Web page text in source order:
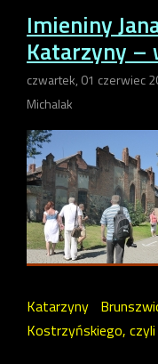
Imieniny
Katarzyny –
czwartek, 01 czerwiec
Michalak
Katarzyny
Kostrzyńskiego, czyli